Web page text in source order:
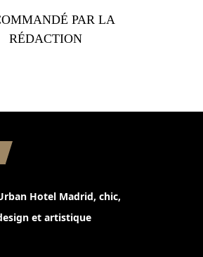
PAR LA
RÉDACTION
Hotel Madrid, chic,
et artistique